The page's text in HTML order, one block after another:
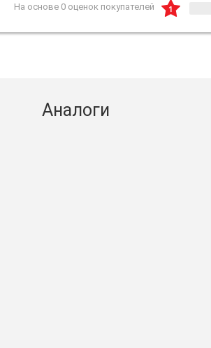
На основе 0 оценок покупателей
Аналоги